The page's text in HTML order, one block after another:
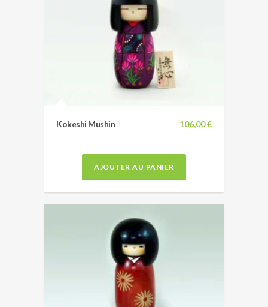
106,00 €
Kokeshi Mushin
AJOUTER AU PANIER